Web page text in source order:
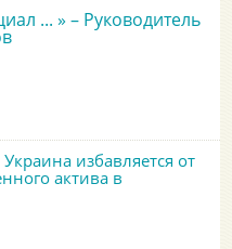
... » – Руководитель
избавляется от
актива в